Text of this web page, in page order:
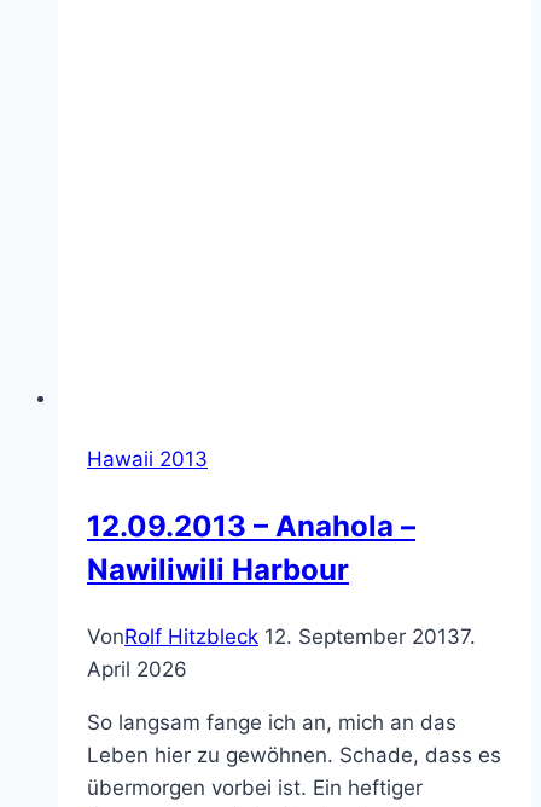
Hawaii 2013
12.09.2013 – Anahola –
Nawiliwili Harbour
VonRolf Hitzbleck 12. September 20137.
April 2026
So langsam fange ich an, mich an das
Leben hier zu gewöhnen. Schade, dass es
übermorgen vorbei ist. Ein heftiger